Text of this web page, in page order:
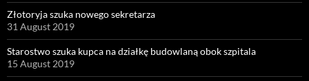
Złotoryja szuka nowego sekretarza
31 August 2019
Starostwo szuka kupca na działkę budowlaną obok szpitala
15 August 2019